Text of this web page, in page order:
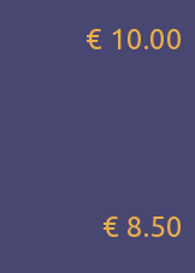
€ 10.00
€ 8.50